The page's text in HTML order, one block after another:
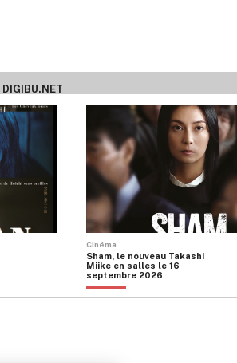
DIGIBU.NET
Cinéma
Sham, le nouveau Takashi
Miike en salles le 16
septembre 2026